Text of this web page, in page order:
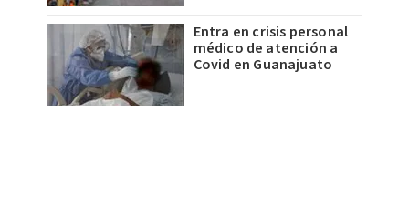
Entra en crisis personal
médico de atención a
Covid en Guanajuato